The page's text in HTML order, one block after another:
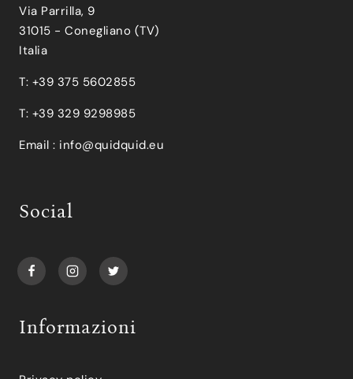
Via Parrilla, 9
31015 - Conegliano (TV)
Italia
T: +39 375 5602855
T: +39 329 9298985
Email : info@quidquid.eu
Social
Informazioni